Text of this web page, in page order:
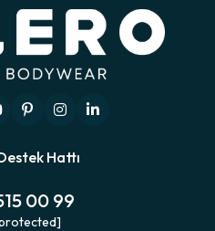
Hattı
00 99